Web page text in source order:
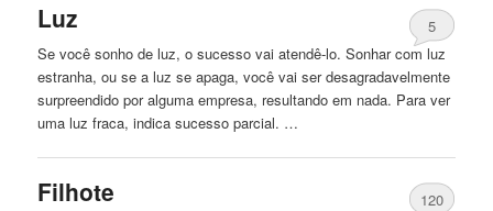
Luz
5
Se você sonho de luz, o sucesso vai atendê-lo. Sonhar com luz
estranha, ou se a luz se apaga, você vai ser desagradavelmente
surpreendido por alguma empresa, resultando em nada. Para ver
uma luz fraca, indica sucesso parcial. …
Filhote
120